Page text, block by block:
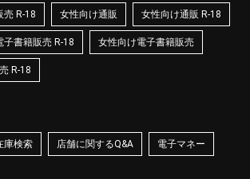
売 R-18 女性向け通販 女性向け通販 R-18
子書籍販売 R-18 女性向け電子書籍販売
R-18
庫検索 店舗に関するQ&A 電子マネー